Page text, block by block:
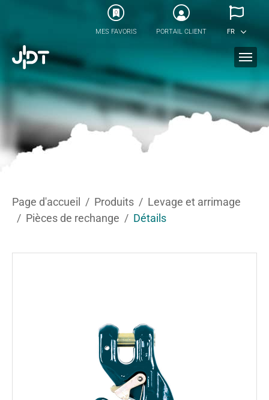
0
MES FAVORIS PORTAIL CLIENT FR
Page d'accueil Produits
Levage et arrimage
Pièces de rechange
Détails